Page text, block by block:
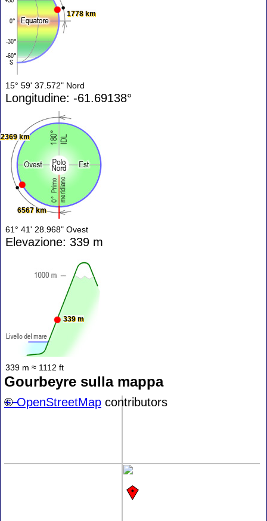
1778 km
15° 59' 37.572" Nord
Longitudine: -61.69138°
6567 km
km
61° 41' 28.968" Ovest
Elevazione: 339 m
339 m
339 m ≈ 1112 ft
Gourbeyre sulla mappa
+−
©OpenStreetMap contributors